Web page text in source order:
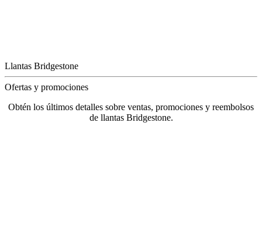
Llantas Bridgestone
Ofertas y promociones
Obtén los últimos detalles sobre ventas, promociones y reembolsos
de llantas Bridgestone.